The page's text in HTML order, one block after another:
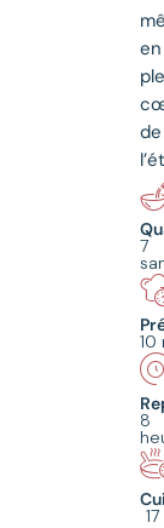
en
de
7
10
8